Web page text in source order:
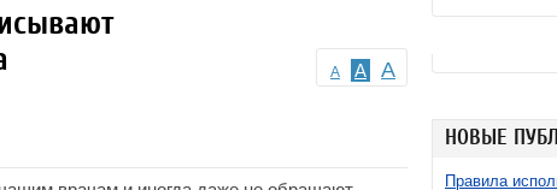
НОВЫЕ
Правила
A A A